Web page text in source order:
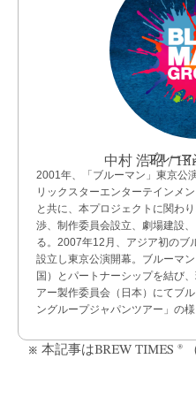
ブルーマ
中村 浩昭 /
2001年、「ブルーマン」東京公
リックスターエンターテインメ
と共に、本プロジェクトに関わ
渉、制作委員会設立、劇場建設
る。2007年12月、アジア初のブ
設立し東京公演開幕。ブルーマ
国）とパートナーシップを結び
アー製作委員会（日本）にてブ
ングループジャパンツアー」の
※ 本記事はBREW TIMES ®︎